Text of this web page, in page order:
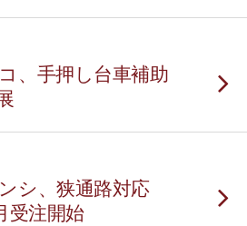
、手押し台車補助
シ、狭通路対応
受注開始